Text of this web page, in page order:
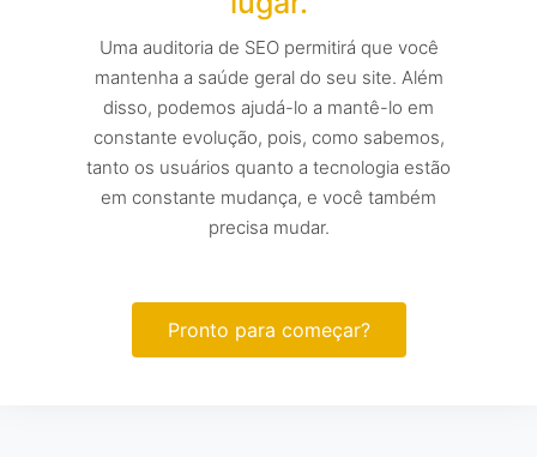
Uma auditoria de SEO permitirá que você
mantenha a saúde geral do seu site. Além
disso, podemos ajudá-lo a mantê-lo em
constante evolução, pois, como sabemos,
tanto os usuários quanto a tecnologia estão
em constante mudança, e você também
precisa mudar.
Pronto para começar?